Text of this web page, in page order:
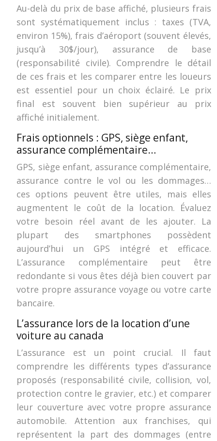
Au-delà du prix de base affiché, plusieurs frais
sont systématiquement inclus : taxes (TVA,
environ 15%), frais d’aéroport (souvent élevés,
jusqu’à 30$/jour), assurance de base
(responsabilité civile). Comprendre le détail
de ces frais et les comparer entre les loueurs
est essentiel pour un choix éclairé. Le prix
final est souvent bien supérieur au prix
affiché initialement.
Frais optionnels : GPS, siège enfant,
assurance complémentaire…
GPS, siège enfant, assurance complémentaire,
assurance contre le vol ou les dommages…
ces options peuvent être utiles, mais elles
augmentent le coût de la location. Évaluez
votre besoin réel avant de les ajouter. La
plupart des smartphones possèdent
aujourd’hui un GPS intégré et efficace.
L’assurance complémentaire peut être
redondante si vous êtes déjà bien couvert par
votre propre assurance voyage ou votre carte
bancaire.
L’assurance lors de la location d’une
voiture au canada
L’assurance est un point crucial. Il faut
comprendre les différents types d’assurance
proposés (responsabilité civile, collision, vol,
protection contre le gravier, etc.) et comparer
leur couverture avec votre propre assurance
automobile. Attention aux franchises, qui
représentent la part des dommages (entre